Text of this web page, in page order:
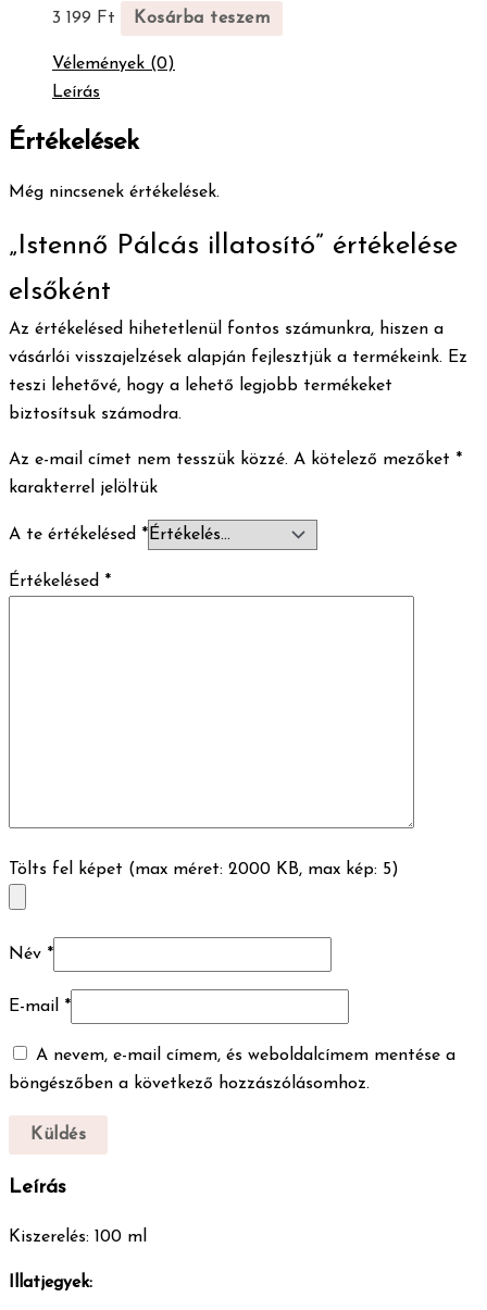
3 199 Ft Kosárba teszem
Vélemények (0)
Leírás
Értékelések
Még nincsenek értékelések.
„Istennő Pálcás illatosító” értékelése
elsőként
Az értékelésed hihetetlenül fontos számunkra, hiszen a
vásárlói visszajelzések alapján fejlesztjük a termékeink. Ez
teszi lehetővé, hogy a lehető legjobb termékeket
biztosítsuk számodra.
Az e-mail címet nem tesszük közzé. A kötelező mezőket *
karakterrel jelöltük
A te értékelésed *
Értékelésed *
Tölts fel képet (max méret: 2000 KB, max kép: 5)
Név *
E-mail *
A nevem, e-mail címem, és weboldalcímem mentése a
böngészőben a következő hozzászólásomhoz.
Leírás
Kiszerelés: 100 ml
Illatjegyek: